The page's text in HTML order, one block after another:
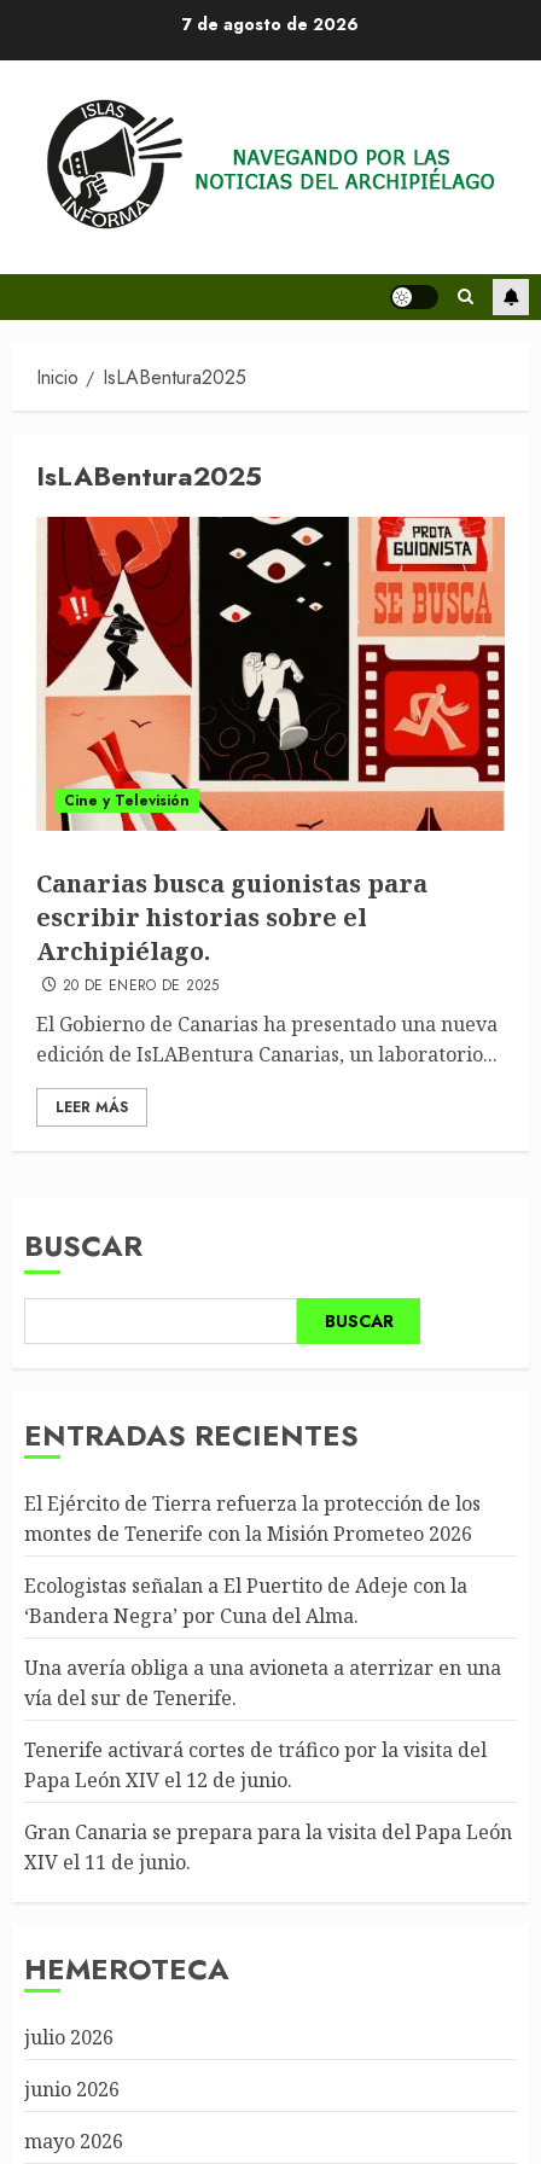
7 de agosto de 2026
Inicio IsLABentura2025
IsLABentura2025
Cine y Televisión
Canarias busca guionistas para
escribir historias sobre el
Archipiélago.
20 DE ENERO DE 2025
El Gobierno de Canarias ha presentado una nueva
edición de IsLABentura Canarias, un laboratorio...
LEER MÁS
BUSCAR
BUSCAR
ENTRADAS RECIENTES
El Ejército de Tierra refuerza la protección de los
montes de Tenerife con la Misión Prometeo 2026
Ecologistas señalan a El Puertito de Adeje con la
‘Bandera Negra’ por Cuna del Alma.
Una avería obliga a una avioneta a aterrizar en una
vía del sur de Tenerife.
Tenerife activará cortes de tráfico por la visita del
Papa León XIV el 12 de junio.
Gran Canaria se prepara para la visita del Papa León
XIV el 11 de junio.
HEMEROTECA
julio 2026
junio 2026
mayo 2026